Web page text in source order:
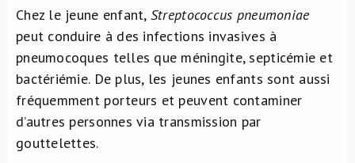
Chez le jeune enfant, Streptococcus pneumoniae
peut conduire à des infections invasives à
pneumocoques telles que méningite, septicémie et
bactériémie. De plus, les jeunes enfants sont aussi
fréquemment porteurs et peuvent contaminer
d’autres personnes via transmission par
gouttelettes.